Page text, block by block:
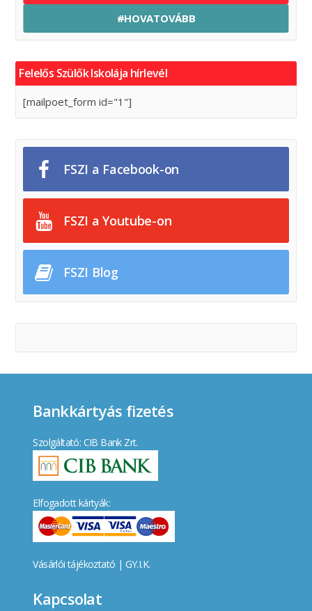
#HOVATOVÁBB
Felelős Szülők Iskolája hírlevél
[mailpoet_form id="1"]
FSZI a Facebook-on
FSZI a Youtube-on
FSZI Blog
Bankkártyás fizetés
Szolgáltató: CIB Bank Zrt.
Elfogadott kártyák:
Vásárlói tájékoztató | GY.I.K.
Kapcsolat